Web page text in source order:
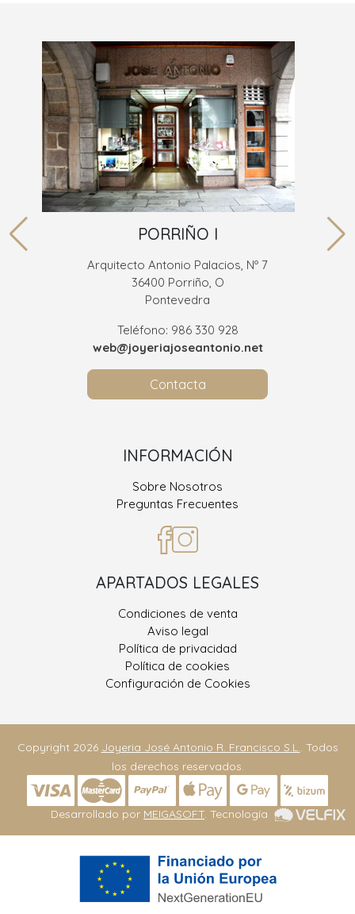
PORRIÑO I
Arquitecto Antonio Palacios, Nº 7
36400 Porriño, O
Pontevedra
Teléfono: 986 330 928
web@joyeriajoseantonio.net
Contacta
INFORMACIÓN
Sobre Nosotros
Preguntas Frecuentes
APARTADOS LEGALES
Condiciones de venta
Aviso legal
Política de privacidad
Política de cookies
Configuración de Cookies
Copyright 2026 Joyeria José Antonio R. Francisco S.L.. Todos
los derechos reservados.
Desarrollado por MEIGASOFT . Tecnología